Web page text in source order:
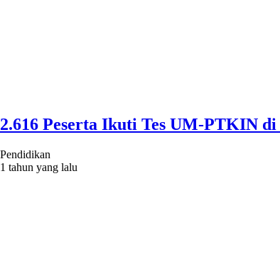
2.616 Peserta Ikuti Tes UM-PTKIN
Pendidikan
1 tahun yang lalu